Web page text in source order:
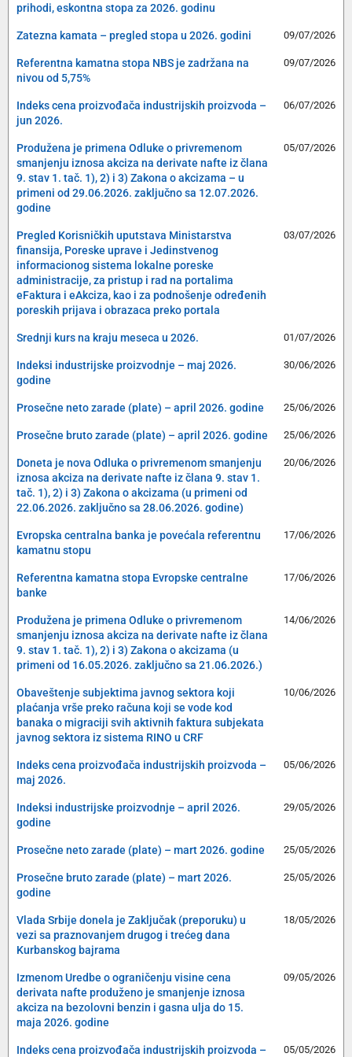
prihodi, eskontna stopa za 2026. godinu
Zatezna kamata – pregled stopa u 2026. godini 09/07/2026
Referentna kamatna stopa NBS je zadržana na
nivou od 5,75%
09/07/2026
Indeks cena proizvođača industrijskih proizvoda –
jun 2026.
06/07/2026
Produžena je primena Odluke o privremenom
smanjenju iznosa akciza na derivate nafte iz člana
9. stav 1. tač. 1), 2) i 3) Zakona o akcizama – u
primeni od 29.06.2026. zaključno sa 12.07.2026.
godine
05/07/2026
Pregled Korisničkih uputstava Ministarstva
finansija, Poreske uprave i Jedinstvenog
informacionog sistema lokalne poreske
administracije, za pristup i rad na portalima
eFaktura i eAkciza, kao i za podnošenje određenih
poreskih prijava i obrazaca preko portala
03/07/2026
Srednji kurs na kraju meseca u 2026. 01/07/2026
Indeksi industrijske proizvodnje – maj 2026.
godine
30/06/2026
Prosečne neto zarade (plate) – april 2026. godine 25/06/2026
Prosečne bruto zarade (plate) – april 2026. godine 25/06/2026
Doneta je nova Odluka o privremenom smanjenju
iznosa akciza na derivate nafte iz člana 9. stav 1.
tač. 1), 2) i 3) Zakona o akcizama (u primeni od
22.06.2026. zaključno sa 28.06.2026. godine)
20/06/2026
Evropska centralna banka je povećala referentnu
kamatnu stopu
17/06/2026
Referentna kamatna stopa Evropske centralne
banke
17/06/2026
Produžena je primena Odluke o privremenom
smanjenju iznosa akciza na derivate nafte iz člana
9. stav 1. tač. 1), 2) i 3) Zakona o akcizama (u
primeni od 16.05.2026. zaključno sa 21.06.2026.)
14/06/2026
Obaveštenje subjektima javnog sektora koji
plaćanja vrše preko računa koji se vode kod
banaka o migraciji svih aktivnih faktura subjekata
javnog sektora iz sistema RINO u CRF
10/06/2026
Indeks cena proizvođača industrijskih proizvoda –
maj 2026.
05/06/2026
Indeksi industrijske proizvodnje – april 2026.
godine
29/05/2026
Prosečne neto zarade (plate) – mart 2026. godine 25/05/2026
Prosečne bruto zarade (plate) – mart 2026.
godine
25/05/2026
Vlada Srbije donela je Zaključak (preporuku) u
vezi sa praznovanjem drugog i trećeg dana
Kurbanskog bajrama
18/05/2026
Izmenom Uredbe o ograničenju visine cena
derivata nafte produženo je smanjenje iznosa
akciza na bezolovni benzin i gasna ulja do 15.
maja 2026. godine
09/05/2026
Indeks cena proizvođača industrijskih proizvoda –
05/05/2026